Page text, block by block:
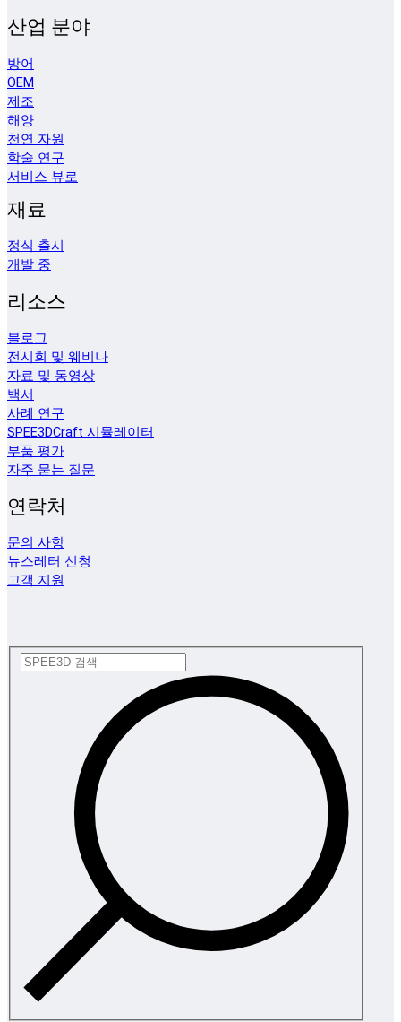
산업 분야
방어
OEM
제조
해양
천연 자원
학술 연구
서비스 뷰로
재료
정식 출시
개발 중
리소스
블로그
전시회 및 웨비나
자료 및 동영상
백서
사례 연구
SPEE3DCraft 시뮬레이터
부품 평가
자주 묻는 질문
연락처
문의 사항
뉴스레터 신청
고객 지원